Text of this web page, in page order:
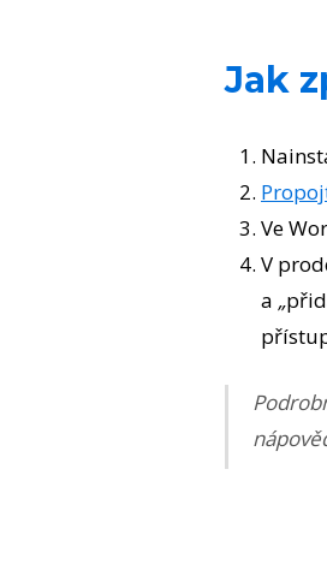
Jak
Ve
V
a „